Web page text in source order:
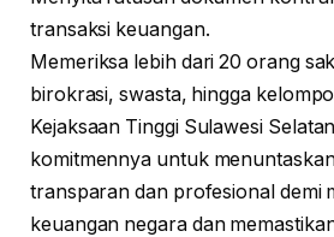
transaksi keuangan.
Memeriksa lebih dari 20 orang
birokrasi, swasta, hingga
Kejaksaan Tinggi Sulawesi
komitmennya untuk
transparan dan profesional demi
keuangan negara dan